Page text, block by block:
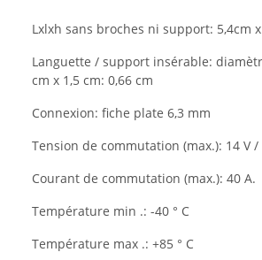
Lxlxh sans broches ni support: 5,4cm
Languette / support insérable:
cm x 1,5 cm: 0,66 cm
Connexion: fiche plate 6,3 mm
Tension de commutation (max.): 14 V /
Courant de commutation (max.): 40 A.
Température min .: -40 ° C
Température max .: +85 ° C